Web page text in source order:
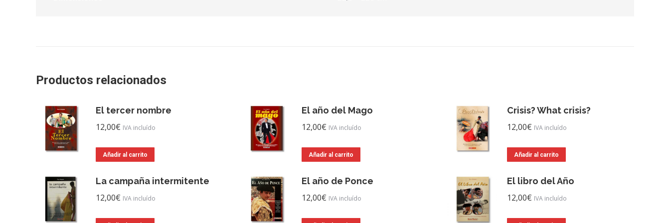
Productos relacionados
El tercer nombre
12,00€ IVA incluído
Añadir al carrito
El año del Mago
12,00€ IVA incluído
Añadir al carrito
Crisis? What crisis?
12,00€ IVA incluído
Añadir al carrito
La campaña intermitente
12,00€ IVA incluído
El año de Ponce
12,00€ IVA incluído
El libro del Año
12,00€ IVA incluído